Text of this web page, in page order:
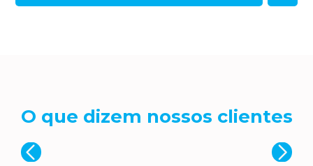
O que dizem nossos clientes